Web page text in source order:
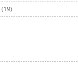
(19)